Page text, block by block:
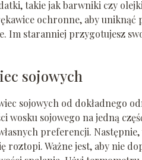
takie jak barwniki czy
ochronne, aby
Im staranniej przygotujesz
sojowych
sojowych od dokładnego
wosku sojowego na jedną
preferencji.
roztopi. Ważne jest, aby nie